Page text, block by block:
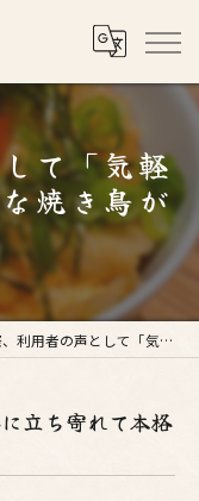
て「気軽
焼き鳥が
者の声として「気軽に立ち寄れて本格的な焼き鳥が味わ...
立ち寄れて本格